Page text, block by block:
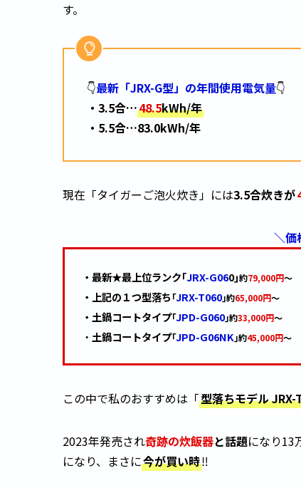
す。
👇最新「JRX-G型」の年間使用電気量👇
・3.5合…48.5kWh/年
・5.5合…83.0kWh/年
現在「タイガーご泡火炊き」には3.5合炊きが
＼価
・最新★最上位ランク｢JRX-G060｣約79,000円～
・上記の１つ型落ち ｢JRX-T060｣約65,000円～
・土鍋コートタイプ｢JPD-G060｣約33,000円～
・ 土鍋コートタイプ｢JPD-G06NK｣約45,000円～
この中で私のおすすめは「型落ちモデル JRX-
2023年発売され奇跡の炊飯器と話題になり13
になり、まさに今が買い時‼